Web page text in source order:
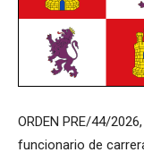
ORDEN PRE/44/
funcionario de